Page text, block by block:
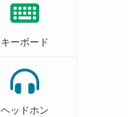
キーボード
ヘッドホン